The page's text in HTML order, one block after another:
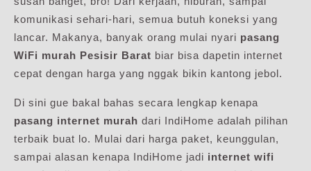
komunikasi sehari-hari, semua butuh koneksi yang
lancar. Makanya, banyak orang mulai nyari pasang
WiFi murah Pesisir Barat biar bisa dapetin internet
cepat dengan harga yang nggak bikin kantong jebol.
Di sini gue bakal bahas secara lengkap kenapa
pasang internet murah dari IndiHome adalah pilihan
terbaik buat lo. Mulai dari harga paket, keunggulan,
sampai alasan kenapa IndiHome jadi internet wifi